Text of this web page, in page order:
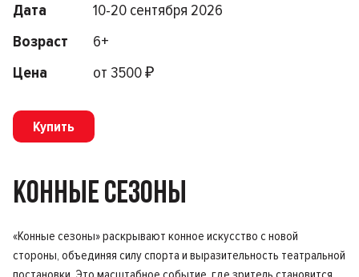
Дата
10-20 сентября 2026
Возраст
6+
Цена
от 3500 ₽
Купить
КОННЫЕ СЕЗОНЫ
«Конные сезоны» раскрывают конное искусство с новой
стороны, объединяя силу спорта и выразительность театральной